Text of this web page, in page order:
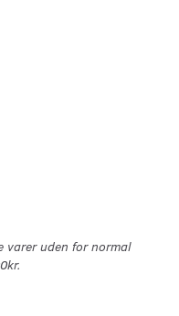
varer uden for normal